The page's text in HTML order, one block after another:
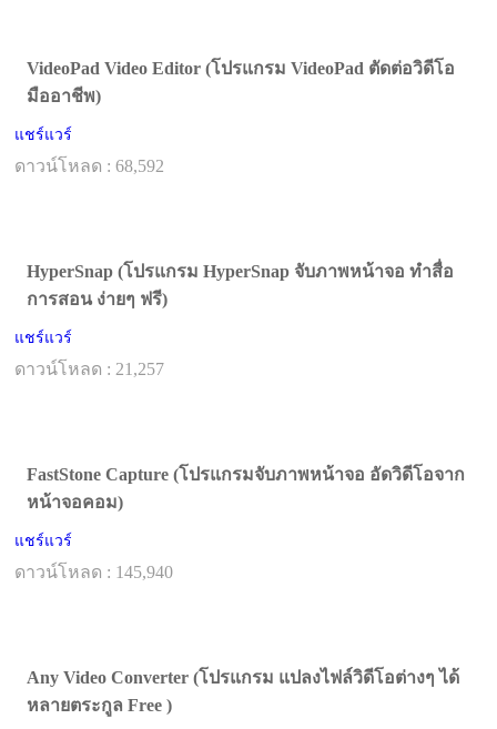
VideoPad Video Editor (โปรแกรม VideoPad ตัดต่อวิดีโอ
มืออาชีพ)
แชร์แวร์
ดาวน์โหลด : 68,592
HyperSnap (โปรแกรม HyperSnap จับภาพหน้าจอ ทำสื่อ
การสอน ง่ายๆ ฟรี)
แชร์แวร์
ดาวน์โหลด : 21,257
FastStone Capture (โปรแกรมจับภาพหน้าจอ อัดวิดีโอจาก
หน้าจอคอม)
แชร์แวร์
ดาวน์โหลด : 145,940
Any Video Converter (โปรแกรม แปลงไฟล์วิดีโอต่างๆ ได้
หลายตระกูล Free )